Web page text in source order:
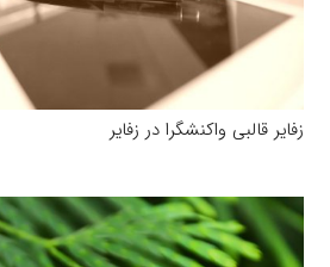
زفایر قالبی واکنشگرا در زفایر